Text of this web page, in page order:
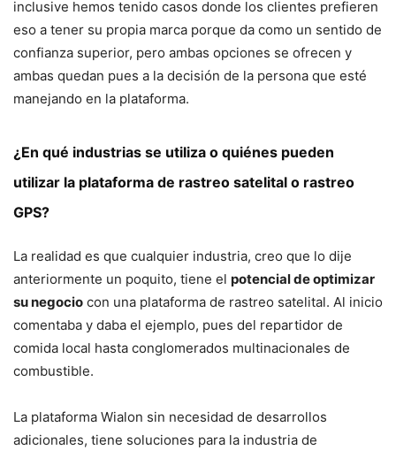
inclusive hemos tenido casos donde los clientes prefieren
eso a tener su propia marca porque da como un sentido de
confianza superior, pero ambas opciones se ofrecen y
ambas quedan pues a la decisión de la persona que esté
manejando en la plataforma.
¿En qué industrias se utiliza o quiénes pueden
utilizar la plataforma de rastreo satelital o rastreo
GPS?
La realidad es que cualquier industria, creo que lo dije
anteriormente un poquito, tiene el potencial de optimizar
su negocio con una plataforma de rastreo satelital. Al inicio
comentaba y daba el ejemplo, pues del repartidor de
comida local hasta conglomerados multinacionales de
combustible.
La plataforma Wialon sin necesidad de desarrollos
adicionales, tiene soluciones para la industria de